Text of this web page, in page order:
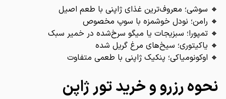
🔸 سوشی؛ معروف‌ترین غذای ژاپنی با طعم اصیل
🔸 رامن؛ نودل خوشمزه با سوپ مخصوص
🔸 تمپورا؛ سبزیجات یا میگو سرخ‌شده در خمیر سبک
🔸 یاکیتوری؛ سیخ‌های مرغ گریل شده
🔸 اوکونومیاکی؛ پنکیک ژاپنی با طعمی متفاوت
نحوه رزرو و خرید تور ژاپن